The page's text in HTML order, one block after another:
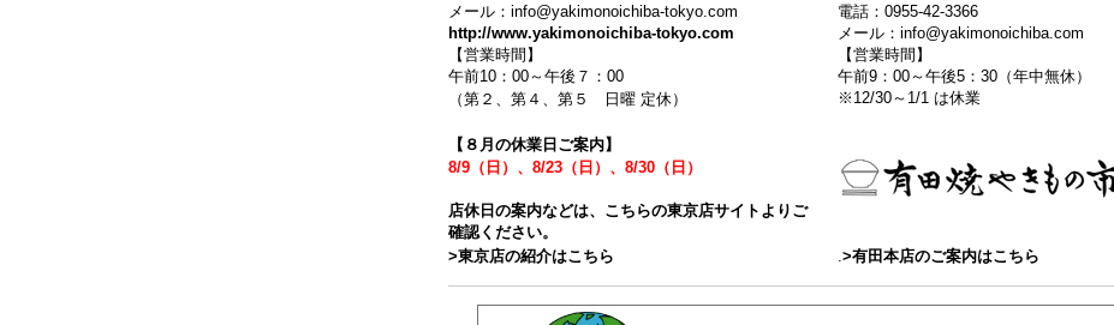
メール：info@yakimonoichiba-tokyo.com
http://www.yakimonoichiba-tokyo.com
【営業時間】
午前10：00～午後７：00
（第２、第４、第５ 日曜 定休）
【８月の休業日ご案内】
8/9（日）、8/23（日）、8/30（日）
店休日の案内などは、こちらの東京店サイトよりご
確認ください。
電話：0955-42-3366
メール：info@yakimonoichiba.com
【営業時間】
午前9：00～午後5：30（年中無休）
※12/30～1/1 は休業
>東京店の紹介はこちら .>有田本店のご案内はこちら